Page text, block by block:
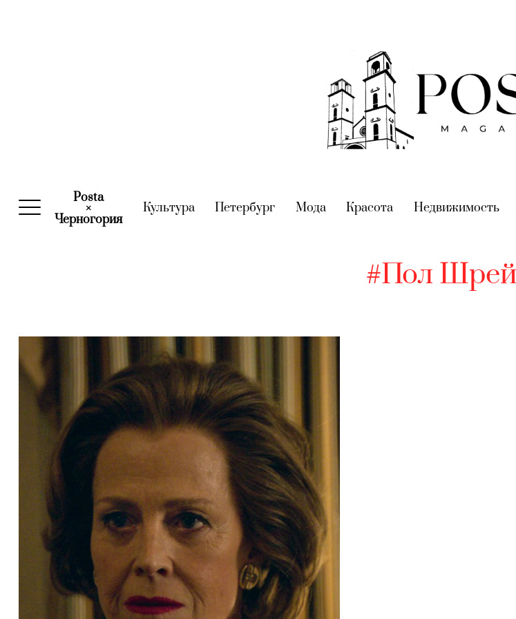
Posta
×
Черногория(current)
Культура(current)
Петербург (current)
Мода(current)
Красота (current)
Недвижимость
#Пол